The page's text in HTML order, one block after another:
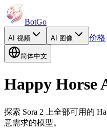
BotGo
AI 视频 AI 图像 价格
简体中文
Happy Horse
探索 Sora 2 上全部可用的
意需求的模型。